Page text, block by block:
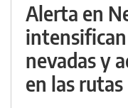
Alerta en
nevadas y
en las rutas